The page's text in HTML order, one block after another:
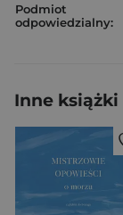
Podmiot
odpowiedzialny:
Inne książki